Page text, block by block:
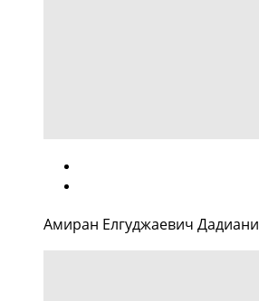
Амиран Елгуджаевич Дадиани